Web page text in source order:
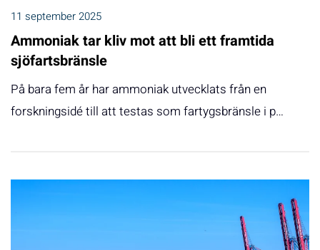
11 september 2025
Ammoniak tar kliv mot att bli ett framtida
sjöfartsbränsle
På bara fem år har ammoniak utvecklats från en
forskningsidé till att testas som fartygsbränsle i p…